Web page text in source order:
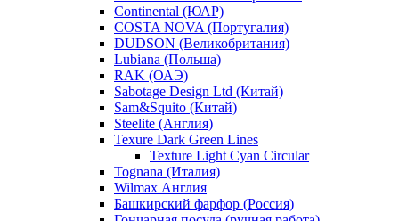
Continental (ЮАР)
COSTA NOVA (Португалия)
DUDSON (Великобритания)
Lubiana (Польша)
RAK (ОАЭ)
Sabotage Design Ltd (Китай)
Sam&Squito (Китай)
Steelite (Англия)
Texure Dark Green Lines
Texture Light Cyan Circular
Tognana (Италия)
Wilmax Англия
Башкирский фарфор (Россия)